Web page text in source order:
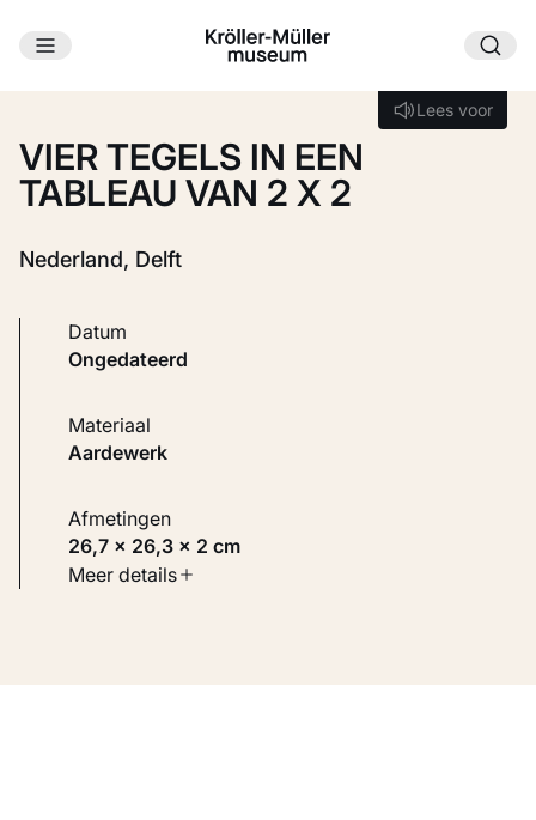
Ga naar hoofdinhoud
Lees voor
Lees voor
VIER TEGELS IN EEN
TABLEAU VAN 2 X 2
Nederland, Delft
Datum
ongedateerd
Materiaal
Aardewerk
Afmetingen
26,7 × 26,3 × 2 cm
Soort werk
Meer details